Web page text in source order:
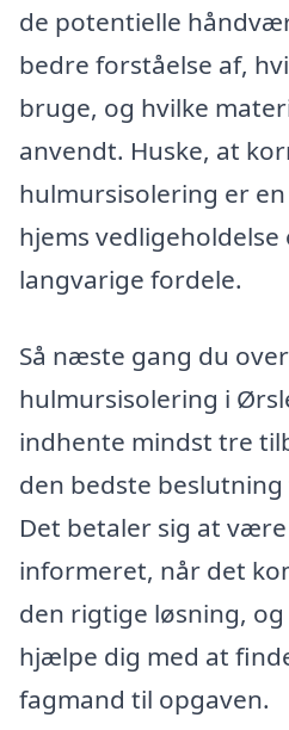
de potentielle
bedre forståelse af,
bruge, og hvilke
anvendt. Huske, at
hulmursisolering er
hjems vedligeholdelse
langvarige fordele.
Så næste gang du
hulmursisolering i
indhente mindst tre
den bedste
Det betaler sig at
informeret, når det
den rigtige løsning,
hjælpe dig med at
fagmand til opgaven.